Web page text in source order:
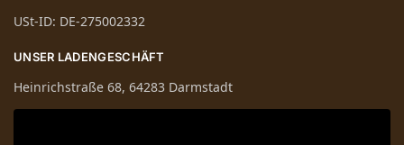
USt-ID: DE-275002332
UNSER LADENGESCHÄFT
Heinrichstraße 68, 64283 Darmstadt